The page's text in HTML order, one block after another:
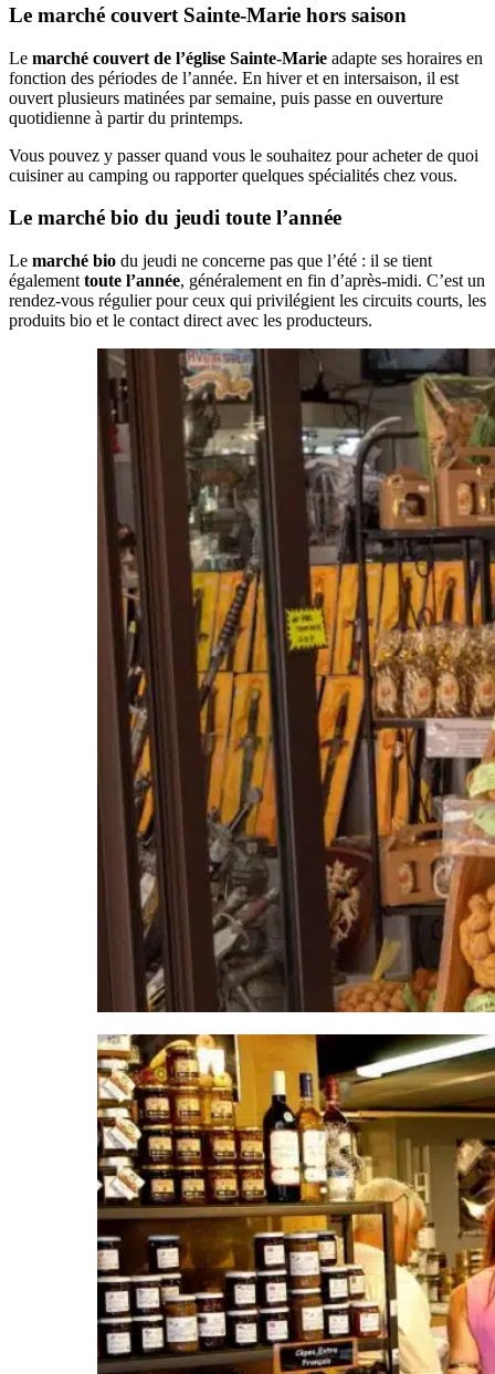
Le marché couvert Sainte-Marie hors saison
Le marché couvert de l’église Sainte-Marie adapte ses horaires en
fonction des périodes de l’année. En hiver et en intersaison, il est
ouvert plusieurs matinées par semaine, puis passe en ouverture
quotidienne à partir du printemps.
Vous pouvez y passer quand vous le souhaitez pour acheter de quoi
cuisiner au camping ou rapporter quelques spécialités chez vous.
Le marché bio du jeudi toute l’année
Le marché bio du jeudi ne concerne pas que l’été : il se tient
également toute l’année, généralement en fin d’après-midi. C’est un
rendez-vous régulier pour ceux qui privilégient les circuits courts, les
produits bio et le contact direct avec les producteurs.